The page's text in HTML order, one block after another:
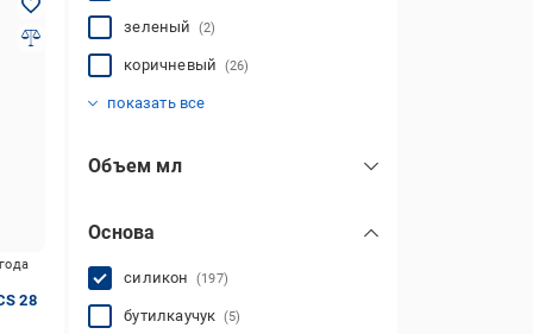
28
зеленый (2)
коричневый (26)
показать все
Объем мл
Основа
силикон (197)
бутилкаучук (5)